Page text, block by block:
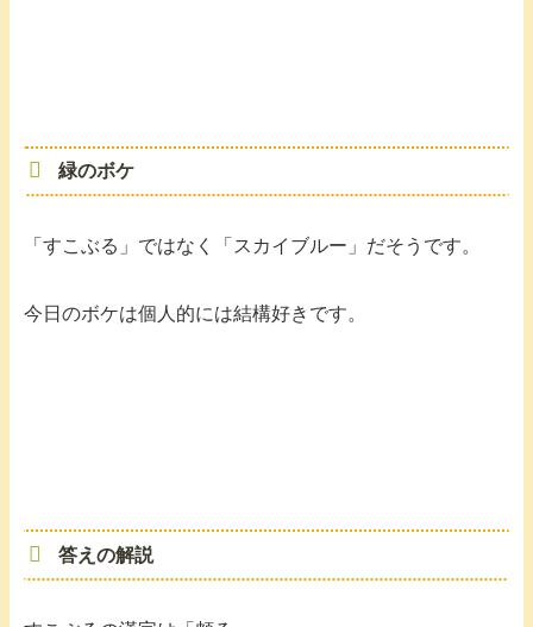
緑のボケ
「すこぶる」ではなく「スカイブルー」だそうです。
今日のボケは個人的には結構好きです。
答えの解説